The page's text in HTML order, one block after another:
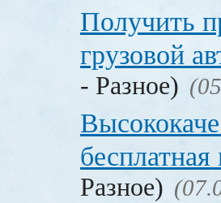
Получить
грузовой
- Разное)
Разное)